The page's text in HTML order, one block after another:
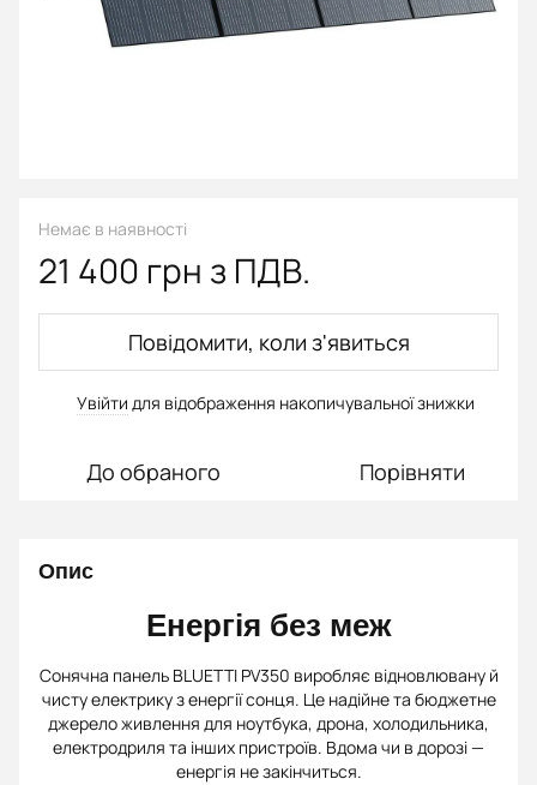
Немає в наявності
21 400 грн з ПДВ.
Повідомити, коли з'явиться
Увійти для відображення накопичувальної знижки
До обраного Порівняти
Опис
Енергія без меж
Сонячна панель BLUETTI PV350 виробляє відновлювану й
чисту електрику з енергії сонця. Це надійне та бюджетне
джерело живлення для ноутбука, дрона, холодильника,
електродриля та інших пристроїв. Вдома чи в дорозі —
енергія не закінчиться.